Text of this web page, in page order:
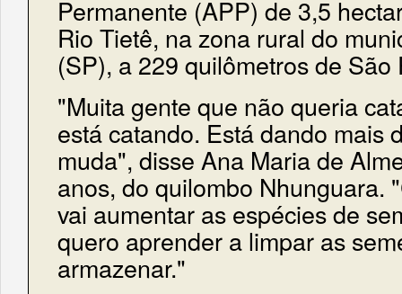
Permanente (APP) de 3,5
Rio Tietê, na zona rural do
(SP), a 229 quilômetros de São
"Muita gente que não queria
está catando. Está dando mais
muda", disse Ana Maria de
anos, do quilombo Nhunguara.
vai aumentar as espécies de
quero aprender a limpar as
armazenar."